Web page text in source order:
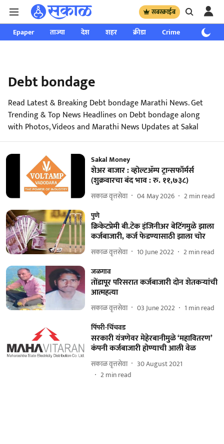
सबस्क्राईब
Epaper ताज्या देश शहर क्रीडा Crime साप्ताहिक
Debt bondage
Read Latest & Breaking Debt bondage Marathi News. Get
Trending & Top News Headlines on Debt bondage along
with Photos, Videos and Marathi News Updates at Sakal
Sakal Money
शेअर बाजार : व्होल्टॲम्प ट्रान्सफॉर्मर्स
(शुक्रवारचा बंद भाव : रु. ११,७३८)
सकाळ वृत्तसेवा 04 May 2026 2min read
पुणे
क्रिकेटप्रेमी बी.टेक इंजिनीअर बेटिंगमुळे झाला
कर्जबाजारी, कर्ज फेडण्यासाठी झाला चोर
सकाळ वृत्तसेवा 10 June 2022 2min read
जळगाव
तोंडापूर परिसरात कर्जबाजारी दोन शेतकऱ्यांची
आत्महत्या
सकाळ वृत्तसेवा 03 June 2022 1 min read
पिंपरी-चिंचवड
सरकारी यंत्रणेवर मेहेरबानीमुळे ‘महावितरण’
कंपनी कर्जबाजारी होण्याची आली वेळ
सकाळ वृत्तसेवा
30 August 2021
2min read